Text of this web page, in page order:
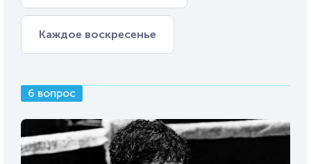
Каждое воскресенье
6 вопрос